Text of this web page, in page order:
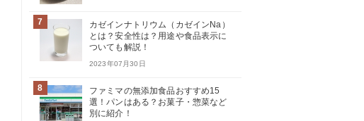
7
カゼインナトリウム（カゼインNa）
とは？安全性は？用途や食品表示に
ついても解説！
2023年07月30日
8
ファミマの無添加食品おすすめ15
選！パンはある？お菓子・惣菜など
別に紹介！